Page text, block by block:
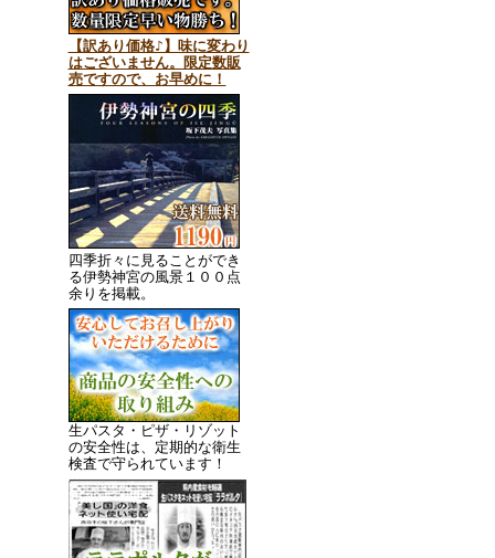
【訳あり価格♪】味に変わり
はございません。限定数販
売ですので、お早めに！
四季折々に見ることができ
る伊勢神宮の風景１００点
余りを掲載。
生パスタ・ピザ・リゾット
の安全性は、定期的な衛生
検査で守られています！